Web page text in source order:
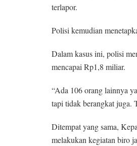
terlapor.
Polisi kemudian
Dalam kasus ini, polisi
mencapai Rp1,8 miliar.
“Ada 106 orang lainnya
tapi tidak berangkat juga.
Ditempat yang sama,
melakukan kegiatan biro